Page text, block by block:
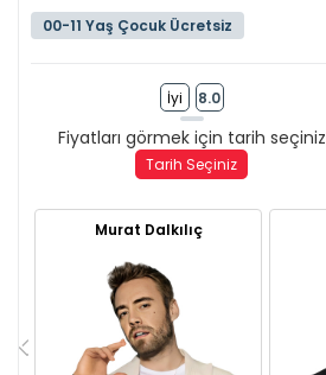
00-11 Yaş Çocuk Ücretsiz
İyi 8.0
Fiyatları görmek için tarih seçiniz
Tarih Seçiniz
Murat Dalkılıç